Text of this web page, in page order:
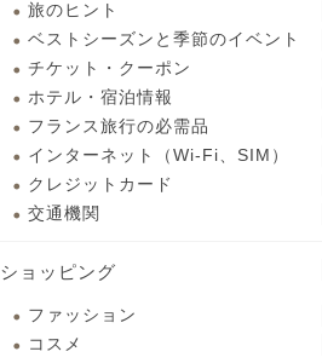
旅のヒント
ベストシーズンと季節のイベント
チケット・クーポン
ホテル・宿泊情報
フランス旅行の必需品
インターネット（Wi-Fi、SIM）
クレジットカード
交通機関
ショッピング
ファッション
コスメ